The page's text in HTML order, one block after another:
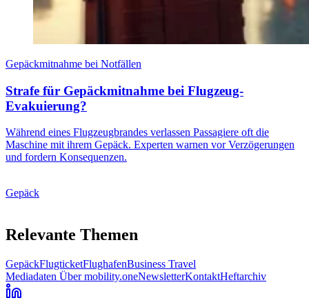
Gepäckmitnahme bei Notfällen
Strafe für Gepäckmitnahme bei Flugzeug-
Evakuierung?
Während eines Flugzeugbrandes verlassen Passagiere oft die
Maschine mit ihrem Gepäck. Experten warnen vor Verzögerungen
und fordern Konsequenzen.
Gepäck
Relevante Themen
GepäckFlugticketFlughafenBusiness Travel
Mediadaten Über mobility.oneNewsletterKontaktHeftarchiv